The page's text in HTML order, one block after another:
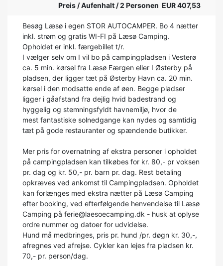
Preis / Aufenhalt / 2 Personen EUR 407,53
Besøg Læsø i egen STOR AUTOCAMPER. Bo 4 nætter
inkl. strøm og gratis WI-FI på Læsø Camping.
Opholdet er inkl. færgebillet t/r.
I vælger selv om I vil bo på campingpladsen i Vesterø
ca. 5 min. kørsel fra Læsø Færgen eller I Østerby på
pladsen, der ligger tæt på Østerby Havn ca. 20 min.
kørsel i den modsatte ende af øen. Begge pladser
ligger i gåafstand fra dejlig hvid badestrand og
hyggelig og stemningsfyldt havnemiljø, hvor de
mest fantastiske solnedgange kan nydes og samtidig
tæt på gode restauranter og spændende butikker.
Mer pris for overnatning af ekstra personer i opholdet
på campingpladsen kan tilkøbes for kr. 80,- pr voksen
pr. dag og kr. 50,- pr. barn pr. dag. Rest betaling
opkræves ved ankomst til Campingpladsen. Opholdet
kan forlænges med ekstra nætter på Læsø Camping
efter booking, ved efterfølgende henvendelse til Læsø
Camping på ferie@laesoecamping.dk - husk at oplyse
ordre nummer og datoer for udvidelse.
Hund må medbringes, pris pr. hund /pr. døgn kr. 30,-,
afregnes ved afrejse. Cykler kan lejes fra pladsen kr.
70,- pr. person/dag.